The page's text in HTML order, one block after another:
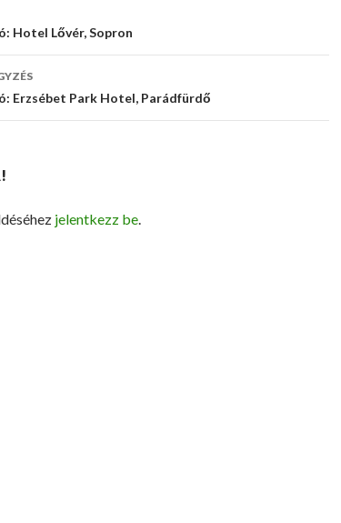
Hotel Lővér, Sopron
Erzsébet Park Hotel, Parádfürdő
jelentkezz be.